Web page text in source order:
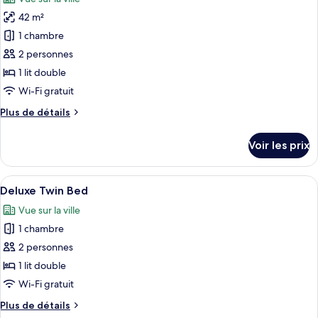
Bed
Room
Connecting
King
Bed
Room
les
photos
pour
ce
type
de
chambre :
Deluxe
Bed
42 m²
1 chambre
2 personnes
1 lit double
Wi-Fi gratuit
Plus de détails
Plus
le
type
de
Deluxe
Connecting
King
Bed
Voir les prix
Afficher
toutes
les
photos
pour
ce
type
chambre :
Une chambre d’hôtel avec deux
5
Deluxe Twin Bed
Vue sur la ville
1 chambre
2 personnes
1 lit double
Wi-Fi gratuit
Plus de détails
Plus